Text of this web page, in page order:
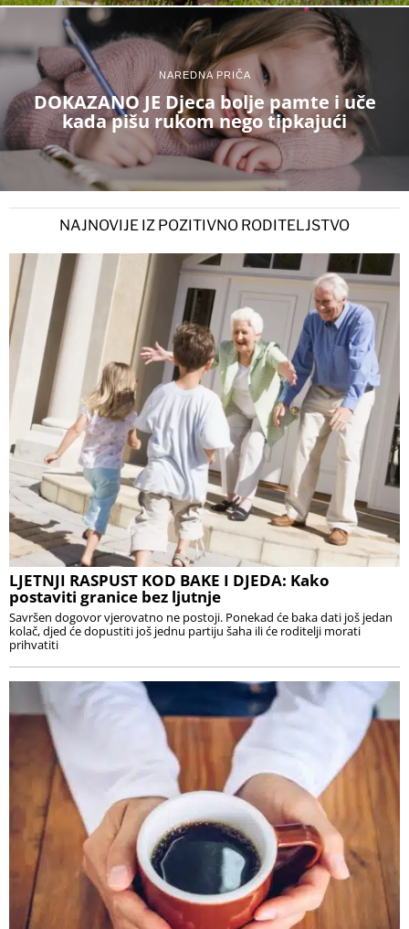
NAREDNA PRIČA
DOKAZANO JE Djeca bolje pamte i uče
kada pišu rukom nego tipkajući
NAJNOVIJE IZ POZITIVNO RODITELJSTVO
LJETNJI RASPUST KOD BAKE I DJEDA: Kako
postaviti granice bez ljutnje
Savršen dogovor vjerovatno ne postoji. Ponekad će baka dati još jedan
kolač, djed će dopustiti još jednu partiju šaha ili će roditelji morati
prihvatiti